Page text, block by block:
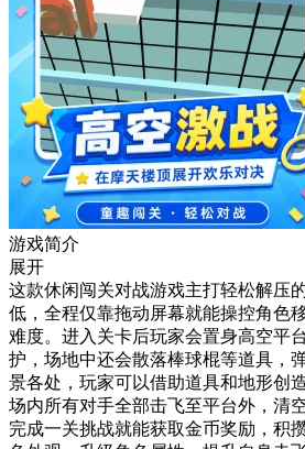
游戏简介
展开
这款休闲闯关对战游戏主打轻松解压
低，全程仅靠拖动屏幕就能操控角色
难度。进入关卡后玩家会置身高空平
护，场地中还会散落棒球棍等道具，
景各处，玩家可以借助道具和地形创
场内所有对手全部击飞至平台外，清
完成一关挑战就能获取金币奖励，积